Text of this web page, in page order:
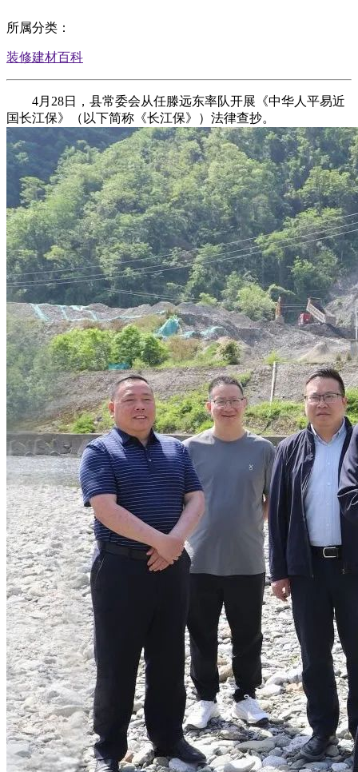
所属分类：
装修建材百科
4月28日，县常委会从任滕远东率队开展《中华人平易近
国长江保》（以下简称《长江保》）法律查抄。